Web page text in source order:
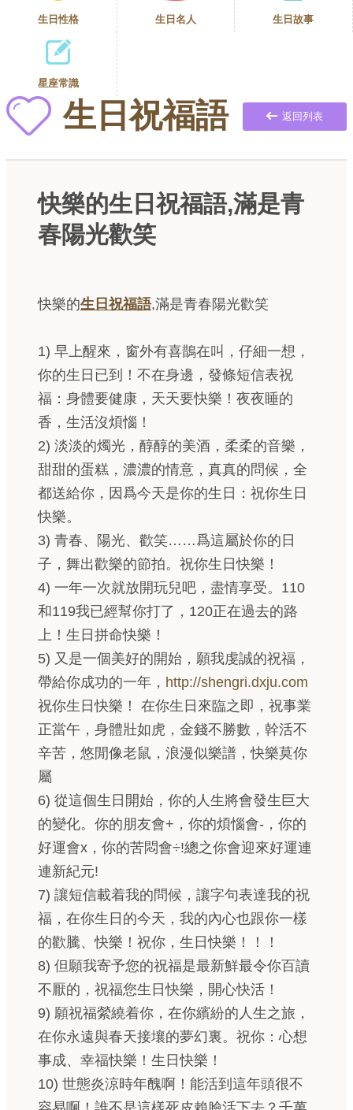
生日性格 生日名人 生日故事
星座常識
生日祝福語 返回列表
快樂的生日祝福語,滿是青
春陽光歡笑
快樂的生日祝福語,滿是青春陽光歡笑
1) 早上醒來，窗外有喜鵲在叫，仔細一想，
你的生日已到！不在身邊，發條短信表祝
福：身體要健康，天天要快樂！夜夜睡的
香，生活沒煩惱！
2) 淡淡的燭光，醇醇的美酒，柔柔的音樂，
甜甜的蛋糕，濃濃的情意，真真的問候，全
都送給你，因爲今天是你的生日：祝你生日
快樂。
3) 青春、陽光、歡笑……爲這屬於你的日
子，舞出歡樂的節拍。祝你生日快樂！
4) 一年一次就放開玩兒吧，盡情享受。110
和119我已經幫你打了，120正在過去的路
上！生日拼命快樂！
5) 又是一個美好的開始，願我虔誠的祝福，
帶給你成功的一年， http://shengri.dxju.com
祝你生日快樂！ 在你生日來臨之即，祝事業
正當午，身體壯如虎，金錢不勝數，幹活不
辛苦，悠閒像老鼠，浪漫似樂譜，快樂莫你
屬
6) 從這個生日開始，你的人生將會發生巨大
的變化。你的朋友會+，你的煩惱會-，你的
好運會x，你的苦悶會÷!總之你會迎來好運連
連新紀元!
7) 讓短信載着我的問候，讓字句表達我的祝
福，在你生日的今天，我的內心也跟你一樣
的歡騰、快樂！祝你，生日快樂！！！
8) 但願我寄予您的祝福是最新鮮最令你百讀
不厭的，祝福您生日快樂，開心快活！
9) 願祝福縈繞着你，在你繽紛的人生之旅，
在你永遠與春天接壤的夢幻裏。祝你：心想
事成、幸福快樂！生日快樂！
10) 世態炎涼時年醜啊！能活到這年頭很不